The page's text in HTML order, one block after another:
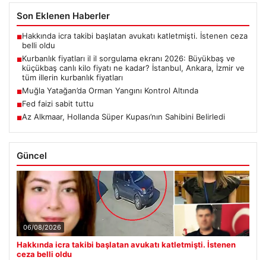
Son Eklenen Haberler
■Hakkında icra takibi başlatan avukatı katletmişti. İstenen ceza
belli oldu
■Kurbanlık fiyatları il il sorgulama ekranı 2026: Büyükbaş ve
küçükbaş canlı kilo fiyatı ne kadar? İstanbul, Ankara, İzmir ve
tüm illerin kurbanlık fiyatları
■Muğla Yatağan’da Orman Yangını Kontrol Altında
■Fed faizi sabit tuttu
■Az Alkmaar, Hollanda Süper Kupası’nın Sahibini Belirledi
Güncel
06/08/2026
Hakkında icra takibi başlatan avukatı katletmişti. İstenen
ceza belli oldu